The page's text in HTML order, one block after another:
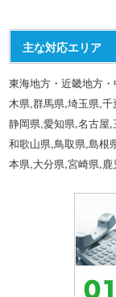
主な対応エリア
東海地方・近畿地方
木県,群馬県,埼玉県,
静岡県,愛知県,名古屋
和歌山県,鳥取県,島根
本県,大分県,宮崎県,